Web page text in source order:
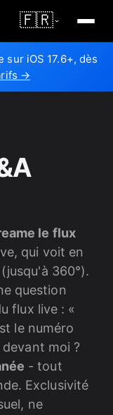
🇫🇷
sur iOS 17.6+, dès
→
le flux
qui voit en
360°).
question
flux live : «
le numéro
moi ?
- tout
Exclusivité
ne